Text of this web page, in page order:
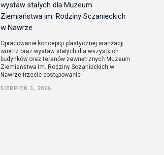
wystaw stałych dla Muzeum
Ziemiaństwa im. Rodziny Sczanieckich
w Nawrze
Opracowanie koncepcji plastycznej aranżacji
wnętrz oraz wystaw stałych dla wszystkich
budynków oraz terenów zewnętrznych Muzeum
Ziemiaństwa im. Rodziny Sczanieckich w
Nawrze trzecie postępowanie
SIERPIEŃ 3, 2026